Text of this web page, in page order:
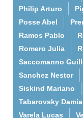
Philip Arturo
Posse Abel
Ramos Pablo
Romero Julia
Saccomanno
Sanchez Nestor
Siskind Mariano
Tabarovsky
Varela Lucas